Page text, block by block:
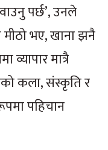
पर्छ’, उनले
भए, खाना झनै
व्यापार मात्रै
कला, संस्कृति र
पहिचान